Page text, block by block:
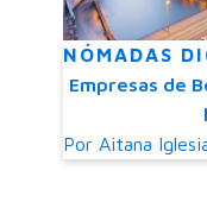
NÓMADAS
Empresas de
Por Aitana